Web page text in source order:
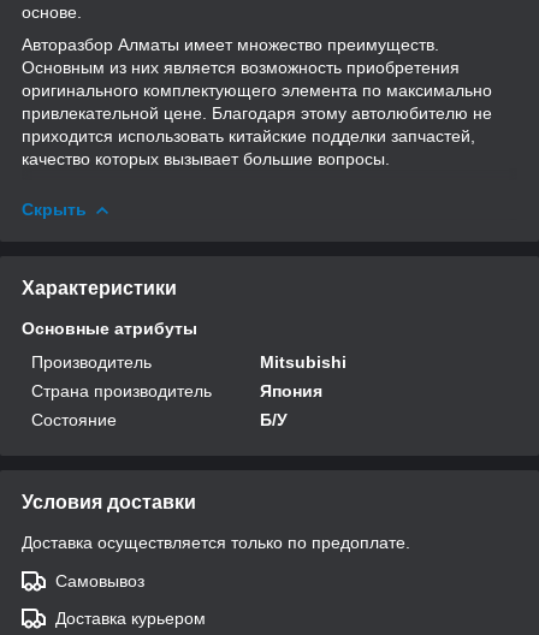
основе.
Авторазбор Алматы имеет множество преимуществ.
Основным из них является возможность приобретения
оригинального комплектующего элемента по максимально
привлекательной цене. Благодаря этому автолюбителю не
приходится использовать китайские подделки запчастей,
качество которых вызывает большие вопросы.
Скрыть
Характеристики
Основные атрибуты
Производитель
Mitsubishi
Страна производитель
Япония
Состояние
Б/У
Условия доставки
Доставка осуществляется только по предоплате.
Самовывоз
Доставка курьером